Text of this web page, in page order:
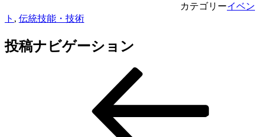
カテゴリーイベン
ト , 伝統技能・技術
投稿ナビゲーション